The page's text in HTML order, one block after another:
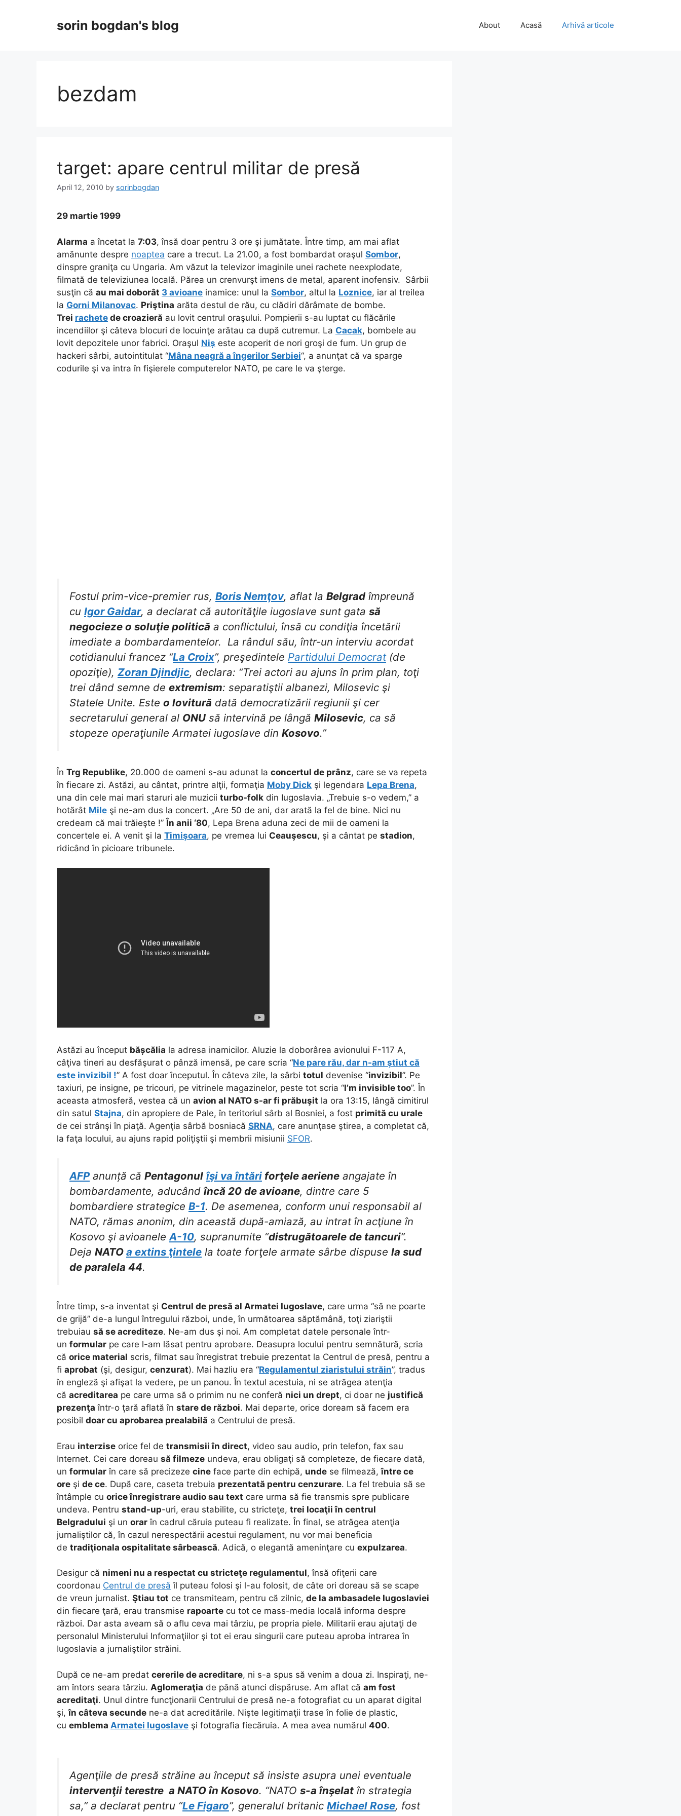
sorin bogdan's blog About Acasă Arhivă articole
bezdam
target: apare centrul militar de presă
April 12, 2010 by sorinbogdan
29 martie 1999
Alarma a încetat la 7:03, însă doar pentru 3 ore şi jumătate. Între timp, am mai aflat
amănunte despre noaptea care a trecut. La 21.00, a fost bombardat oraşul Sombor,
dinspre graniţa cu Ungaria. Am văzut la televizor imaginile unei rachete neexplodate,
filmată de televiziunea locală. Părea un crenvurşt imens de metal, aparent inofensiv. Sârbii
susţin că au mai doborât 3 avioane inamice: unul la Sombor, altul la Loznice, iar al treilea
la Gorni Milanovac. Priştina arăta destul de rău, cu clădiri dărâmate de bombe.
Trei rachete de croazieră au lovit centrul oraşului. Pompierii s-au luptat cu flăcările
incendiilor şi câteva blocuri de locuinţe arătau ca după cutremur. La Cacak, bombele au
lovit depozitele unor fabrici. Oraşul Niș este acoperit de nori groşi de fum. Un grup de
hackeri sârbi, autointitulat “Mâna neagră a îngerilor Serbiei“, a anunţat că va sparge
codurile şi va intra în fişierele computerelor NATO, pe care le va şterge.
Fostul prim-vice-premier rus, Boris Nemţov, aflat la Belgradîmpreună
cu Igor Gaidar, a declarat că autorităţile iugoslave sunt gata să
negocieze o soluţie politică a conflictului, însă cu condiţia încetării
imediate a bombardamentelor. La rândul său, într-un interviu acordat
cotidianului francez “La Croix”, preşedintele Partidului Democrat(de
opoziţie), Zoran Djindjic, declara: “Trei actori au ajuns în prim plan, toţi
trei dând semne de extremism: separatiştii albanezi, Milosevic şi
Statele Unite. Este o lovitură dată democratizării regiunii şi cer
secretarului general al ONU să intervină pe lângă Milosevic, ca să
stopeze operaţiunile Armatei iugoslave din Kosovo.”
În Trg Republike, 20.000 de oameni s-au adunat la concertul de prânz, care se va repeta
în fiecare zi. Astăzi, au cântat, printre alţii, formaţia Moby Dick şi legendara Lepa Brena,
una din cele mai mari staruri ale muzicii turbo-folk din Iugoslavia. „Trebuie s-o vedem,” a
hotărât Mile şi ne-am dus la concert. „Are 50 de ani, dar arată la fel de bine. Nici nu
credeam că mai trăieşte !” În anii ‘80, Lepa Brena aduna zeci de mii de oameni la
concertele ei. A venit şi la Timişoara, pe vremea lui Ceauşescu, şi a cântat pe stadion,
ridicând în picioare tribunele.
Astăzi au început bășcălia la adresa inamicilor. Aluzie la doborârea avionului F-117 A,
câţiva tineri au desfăşurat o pânză imensă, pe care scria “Ne pare rău, dar n-am ştiut că
este invizibil !” A fost doar începutul. În câteva zile, la sârbi totul devenise “invizibil”. Pe
taxiuri, pe insigne, pe tricouri, pe vitrinele magazinelor, peste tot scria “I’m invisible too”. În
aceasta atmosferă, vestea că un avion al NATO s-ar fi prăbuşit la ora 13:15, lângă cimitirul
din satul Stajna, din apropiere de Pale, în teritoriul sârb al Bosniei, a fost primită cu urale
de cei strânşi în piaţă. Agenţia sârbă bosniacă SRNA, care anunţase ştirea, a completat că,
la faţa locului, au ajuns rapid poliţiştii şi membrii misiunii SFOR.
AFPanunță că Pentagonul îşi va întări forţele aeriene angajate în
bombardamente, aducând încă 20 de avioane, dintre care 5
bombardiere strategice B-1. De asemenea, conform unui responsabil al
NATO, rămas anonim, din această după-amiază, au intrat în acţiune în
Kosovo şi avioanele A-10, supranumite “distrugătoarele de tancuri”.
Deja NATO a extins ţintele la toate forţele armate sârbe dispuse la sud
de paralela 44.
Între timp, s-a inventat şi Centrul de presă al Armatei Iugoslave, care urma “să ne poarte
de grijă” de-a lungul întregului război, unde, în următoarea săptămână, toţi ziariştii
trebuiau să se acrediteze. Ne-am dus şi noi. Am completat datele personale într-
un formular pe care l-am lăsat pentru aprobare. Deasupra locului pentru semnătură, scria
că orice material scris, filmat sau înregistrat trebuie prezentat la Centrul de presă, pentru a
fi aprobat (şi, desigur, cenzurat). Mai hazliu era “Regulamentul ziaristului străin”, tradus
în engleză şi afişat la vedere, pe un panou. În textul acestuia, ni se atrăgea atenţia
că acreditarea pe care urma să o primim nu ne conferă nici un drept, ci doar ne justifică
prezenţa într-o ţară aflată în stare de război. Mai departe, orice doream să facem era
posibil doar cu aprobarea prealabilă a Centrului de presă.
Erau interzise orice fel de transmisii în direct, video sau audio, prin telefon, fax sau
Internet. Cei care doreau să filmeze undeva, erau obligaţi să completeze, de fiecare dată,
un formular în care să precizeze cine face parte din echipă, unde se filmează,între ce
ore şi de ce. După care, caseta trebuia prezentată pentru cenzurare. La fel trebuia să se
întâmple cu orice înregistrare audio sau text care urma să fie transmis spre publicare
undeva. Pentru stand-up-uri, erau stabilite, cu stricteţe, trei locaţii în centrul
Belgradului şi un orar în cadrul căruia puteau fi realizate. În final, se atrăgea atenţia
jurnaliştilor că, în cazul nerespectării acestui regulament, nu vor mai beneficia
de tradiţionala ospitalitate sârbească. Adică, o elegantă ameninţare cu expulzarea.
Desigur că nimeni nu a respectat cu stricteţe regulamentul, însă ofiţerii care
coordonau Centrul de presă îl puteau folosi şi l-au folosit, de câte ori doreau să se scape
de vreun jurnalist. Ştiau tot ce transmiteam, pentru că zilnic, de la ambasadele Iugoslaviei
din fiecare ţară, erau transmise rapoarte cu tot ce mass-media locală informa despre
război. Dar asta aveam să o aflu ceva mai târziu, pe propria piele. Militarii erau ajutaţi de
personalul Ministerului Informaţiilor şi tot ei erau singurii care puteau aproba intrarea în
Iugoslavia a jurnaliştilor străini.
După ce ne-am predat cererile de acreditare, ni s-a spus să venim a doua zi. Inspiraţi, ne-
am întors seara târziu. Aglomeraţia de până atunci dispăruse. Am aflat că am fost
acreditaţi. Unul dintre funcţionarii Centrului de presă ne-a fotografiat cu un aparat digital
şi,în câteva secunde ne-a dat acreditările. Nişte legitimaţii trase în folie de plastic,
cu emblema Armatei Iugoslave şi fotografia fiecăruia. A mea avea numărul 400.
Agenţiile de presă străine au început să insiste asupra unei eventuale
intervenţii terestre a NATO în Kosovo. “NATO s-a înşelat în strategia
sa,” a declarat pentru “Le Figaro”, generalul britanic Michael Rose, fost